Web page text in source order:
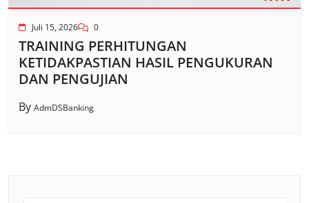
Juli 15, 2026 0
TRAINING PERHITUNGAN
KETIDAKPASTIAN HASIL PENGUKURAN
DAN PENGUJIAN
By AdmDSBanking